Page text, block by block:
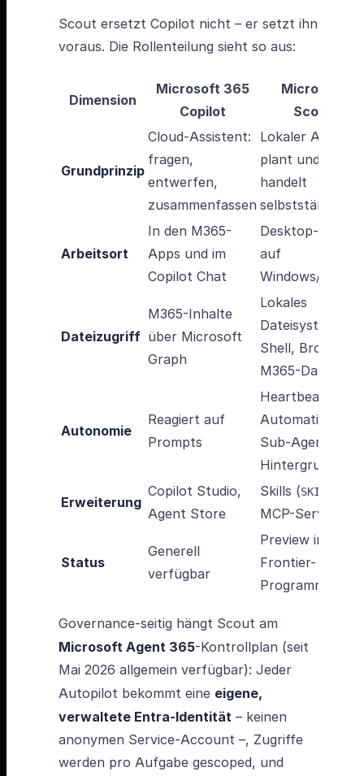
Scout ersetzt Copilot nicht – er setzt ihn
voraus. Die Rollenteilung sieht so aus:
Dimension
Microsoft 365
Copilot
Microsoft
Scout
Grundprinzip
Cloud-Assistent:
fragen,
entwerfen,
zusammenfassen
Lokaler Agent:
plant und
handelt
selbstständig
Arbeitsort
In den M365-
Apps und im
Copilot Chat
Desktop-App
auf
Windows/
Dateizugriff
M365-Inhalte
über Microsoft
Graph
Lokales
Dateisystem,
Shell, Browser
M365-Daten
Autonomie
Reagiert auf
Prompts
Heartbeat,
Automations,
Sub-Agenten im
Hintergrund
Erweiterung
Copilot Studio,
Agent Store
Skills (SKILL.md
MCP-Server
Status
Generell
verfügbar
Preview im
Frontier-
Programm
Governance-seitig hängt Scout am
Microsoft Agent 365-Kontrollplan (seit
Mai 2026 allgemein verfügbar): Jeder
Autopilot bekommt eine eigene,
verwaltete Entra-Identität – keinen
anonymen Service-Account –, Zugriffe
werden pro Aufgabe gescoped, und